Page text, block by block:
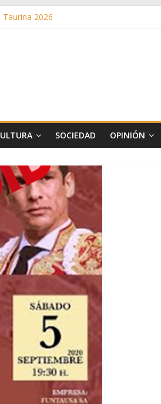
2026
gracias a la telelectura de Canal de
SOCIEDAD OPINIÓN